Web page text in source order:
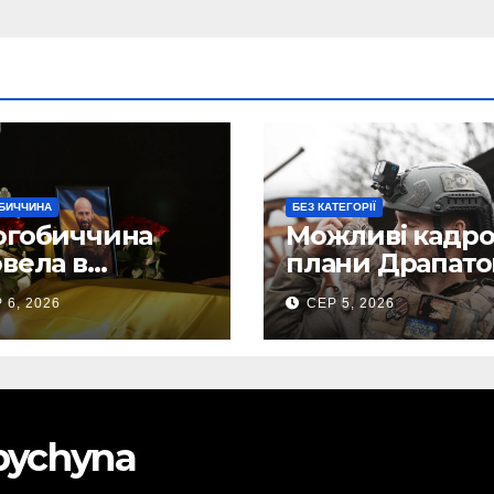
в
земну
свого
– Олега
6, 2026
БЕЗ КАТЕГОРІЇ
Можливі
плани
Маркусу
пророкують
важливу
СЕР 5, 2026